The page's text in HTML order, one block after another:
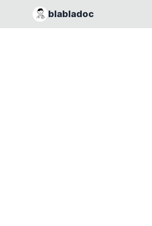
blabladoc